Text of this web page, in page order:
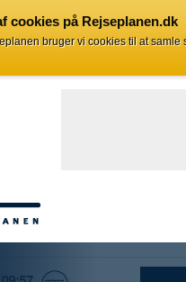
cookies på Rejseplanen.dk
bruger vi cookies til at